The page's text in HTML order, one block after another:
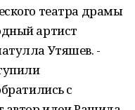
театра драмы
артист
Утяшев. -
с